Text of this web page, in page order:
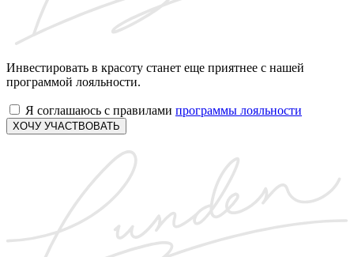
Инвестировать в красоту станет еще приятнее с нашей
программой лояльности.
Я соглашаюсь с правилами программы лояльности
ХОЧУ УЧАСТВОВАТЬ